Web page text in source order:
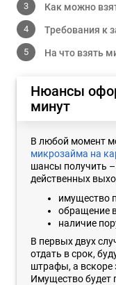
Как можно
Требования к
На что взять
Нюансы
минут
В любой момент
микрозайма на
шансы получить
действенных
имущество
обращение
наличие
В первых двух
отдать в срок,
штрафы, а вскоре
Имущество будет